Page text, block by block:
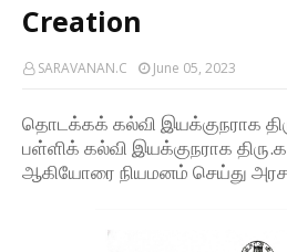
Creation
SARAVANAN.C June 05, 2023
தொடக்கக் கல்வி இயக்குநராக
பள்ளிக் கல்வி இயக்குநராக
ஆகியோரை நியமனம் செய்து